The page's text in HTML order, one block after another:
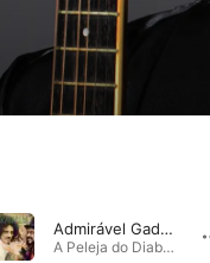
Admirável Gado Novo
A Peleja do Diabo com o Dono do Céu (Versão com Faixas Bônus) · 1979